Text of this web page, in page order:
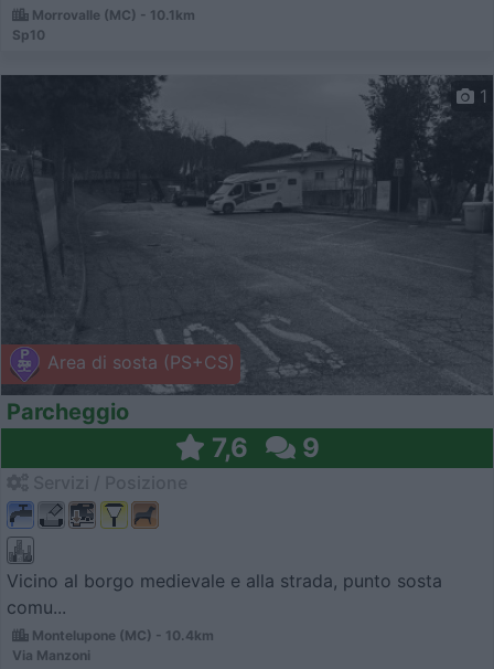
Morrovalle (MC) - 10.1km
Sp10
Area di sosta (PS+CS)
1
Parcheggio
7,6 9
Vicino al borgo medievale e alla strada, punto sosta
comu...
Montelupone (MC) - 10.4km
Via Manzoni